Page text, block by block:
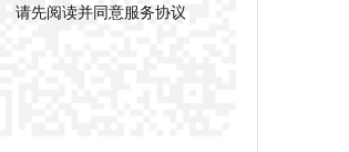
请先阅读并同意服务协议